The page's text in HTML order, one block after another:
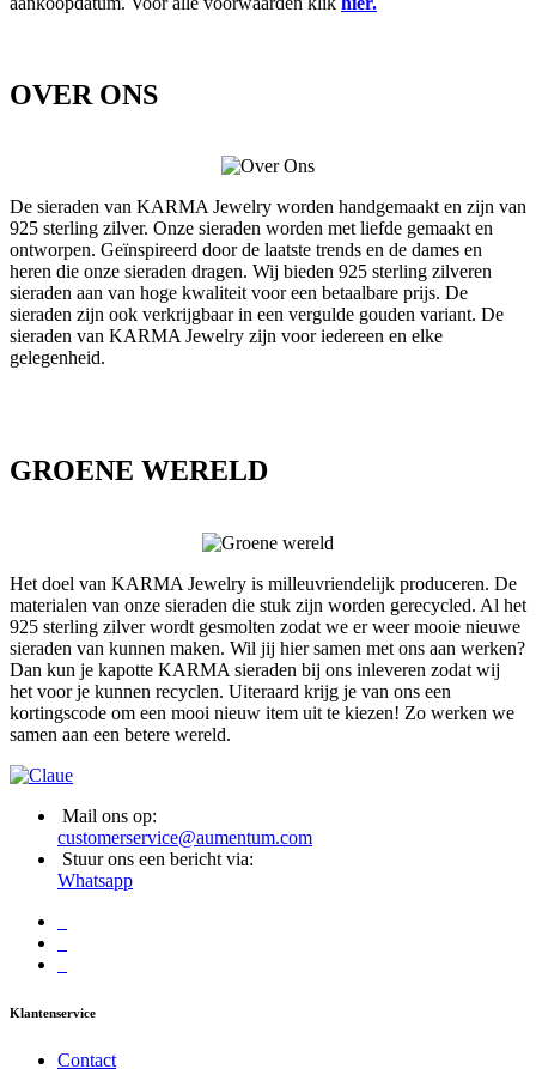
OVER ONS
De sieraden van KARMA Jewelry worden handgemaakt en zijn van
925 sterling zilver. Onze sieraden worden met liefde gemaakt en
ontworpen. Geïnspireerd door de laatste trends en de dames en
heren die onze sieraden dragen. Wij bieden 925 sterling zilveren
sieraden aan van hoge kwaliteit voor een betaalbare prijs. De
sieraden zijn ook verkrijgbaar in een vergulde gouden variant. De
sieraden van KARMA Jewelry zijn voor iedereen en elke
gelegenheid.
GROENE WERELD
Het doel van KARMA Jewelry is milleuvriendelijk produceren. De
materialen van onze sieraden die stuk zijn worden gerecycled. Al het
925 sterling zilver wordt gesmolten zodat we er weer mooie nieuwe
sieraden van kunnen maken. Wil jij hier samen met ons aan werken?
Dan kun je kapotte KARMA sieraden bij ons inleveren zodat wij
het voor je kunnen recyclen. Uiteraard krijg je van ons een
kortingscode om een mooi nieuw item uit te kiezen! Zo werken we
samen aan een betere wereld.
Mail ons op:
customerservice@aumentum.com
Stuur ons een bericht via:
Whatsapp
Klantenservice
Contact